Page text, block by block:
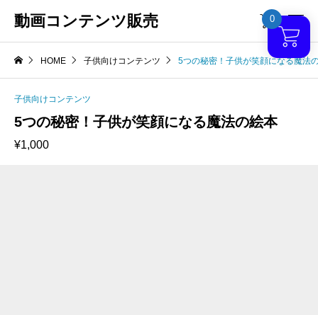
動画コンテンツ販売 
HOME 子供向けコンテンツ 5つの秘密！子供が笑顔になる魔法
子供向けコンテンツ
5つの秘密！子供が笑顔になる魔法の絵本
¥1,000
0